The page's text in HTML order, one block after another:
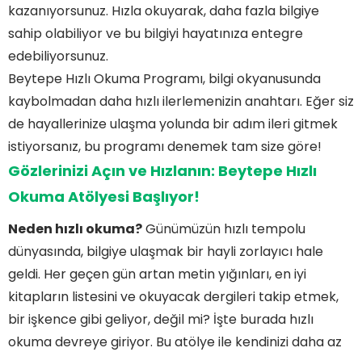
kazanıyorsunuz. Hızla okuyarak, daha fazla bilgiye
sahip olabiliyor ve bu bilgiyi hayatınıza entegre
edebiliyorsunuz.
Beytepe Hızlı Okuma Programı, bilgi okyanusunda
kaybolmadan daha hızlı ilerlemenizin anahtarı. Eğer siz
de hayallerinize ulaşma yolunda bir adım ileri gitmek
istiyorsanız, bu programı denemek tam size göre!
Gözlerinizi Açın ve Hızlanın: Beytepe Hızlı
Okuma Atölyesi Başlıyor!
Neden hızlı okuma?Günümüzün hızlı tempolu
dünyasında, bilgiye ulaşmak bir hayli zorlayıcı hale
geldi. Her geçen gün artan metin yığınları, en iyi
kitapların listesini ve okuyacak dergileri takip etmek,
bir işkence gibi geliyor, değil mi? İşte burada hızlı
okuma devreye giriyor. Bu atölye ile kendinizi daha az